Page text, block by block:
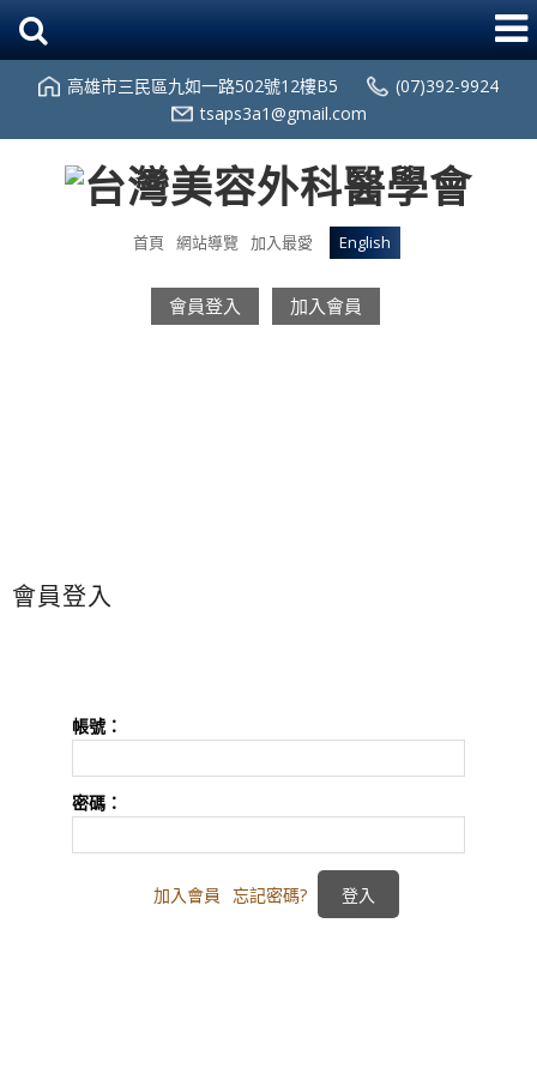
高雄市三民區九如一路502號12樓B5
(07)392-9924
tsaps3a1@gmail.com
首頁 網站導覽 加入最愛 English
會員登入 加入會員
會員登入
帳號：
密碼：
加入會員 忘記密碼?